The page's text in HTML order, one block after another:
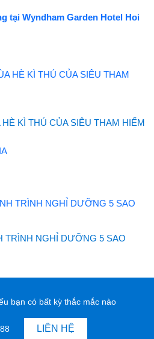
tại Wyndham Garden Hotel Hoi
KÌ THÚ CỦA SIÊU THAM HIỂM
TRÌNH NGHỈ DƯỠNG 5 SAO
bạn có bất kỳ thắc mắc nào
LIÊN HỆ